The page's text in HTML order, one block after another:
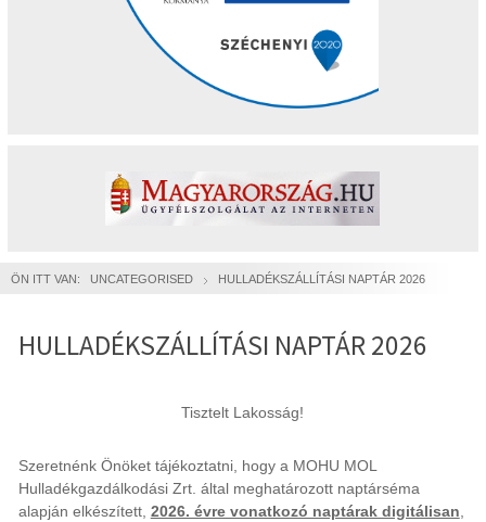
ÖN ITT VAN: UNCATEGORISED HULLADÉKSZÁLLÍTÁSI NAPTÁR 2026
HULLADÉKSZÁLLÍTÁSI NAPTÁR 2026
Tisztelt Lakosság!
Szeretnénk Önöket tájékoztatni, hogy a MOHU MOL
Hulladékgazdálkodási Zrt. által meghatározott naptárséma
alapján elkészített, 2026. évre vonatkozó naptárak digitálisan,